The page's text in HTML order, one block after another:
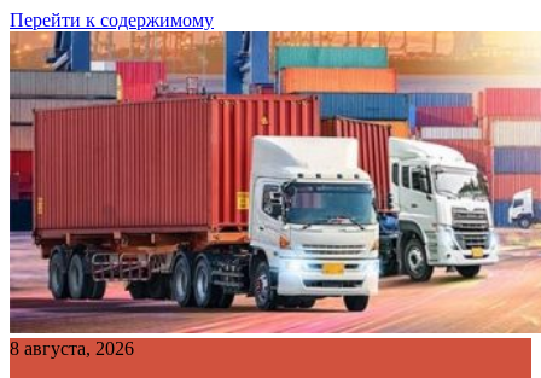
Перейти к содержимому
8 августа, 2026